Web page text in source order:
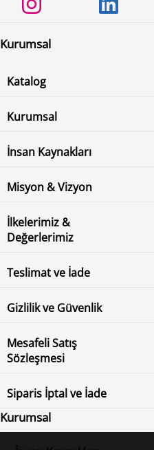
Kurumsal
Katalog
Kurumsal
İnsan Kaynakları
Misyon & Vizyon
İlkelerimiz &
Değerlerimiz
Teslimat ve İade
Gizlilik ve Güvenlik
Mesafeli Satış
Sözleşmesi
Siparis İptal ve İade
Kurumsal